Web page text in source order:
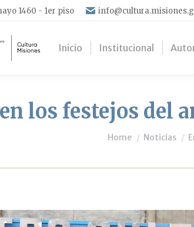
1460 - 1er piso
Inicio Institucional
los festejos del
You are here:
Home Noticias